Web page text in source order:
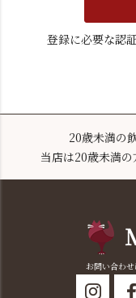
登録に必要な認
20歳未満の
当店は20歳未満の
お問い合わせ